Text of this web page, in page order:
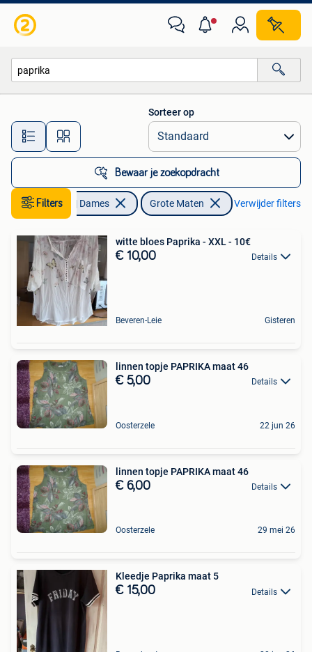
Alle afstanden…
Sorteer op
Bewaar je zoekopdracht
Filters
Kleding | Dames Grote Maten Verwijder filters
witte bloes Paprika - XXL - 10€
€ 10,00 Details
Beveren-Leie Gisteren
linnen topje PAPRIKA maat 46
€ 5,00 Details
Oosterzele 22 jun 26
linnen topje PAPRIKA maat 46
€ 6,00 Details
Oosterzele 29 mei 26
Kleedje Paprika maat 5
€ 15,00 Details